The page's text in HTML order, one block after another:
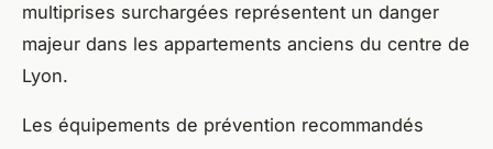
multiprises surchargées représentent un danger
majeur dans les appartements anciens du centre de
Lyon.
Les équipements de prévention recommandés